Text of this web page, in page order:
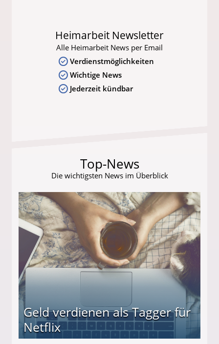
Heimarbeit Newsletter
Alle Heimarbeit News per Email
Verdienstmöglichkeiten
Wichtige News
Jederzeit kündbar
Top-News
Die wichtigsten News im Überblick
Geld verdienen als Tagger für
Netflix